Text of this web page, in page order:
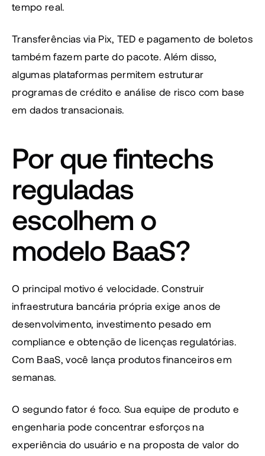
tempo real.
Transferências via Pix, TED e pagamento de boletos
também fazem parte do pacote. Além disso,
algumas plataformas permitem estruturar
programas de crédito e análise de risco com base
em dados transacionais.
Por que fintechs
reguladas
escolhem o
modelo BaaS?
O principal motivo é velocidade. Construir
infraestrutura bancária própria exige anos de
desenvolvimento, investimento pesado em
compliance e obtenção de licenças regulatórias.
Com BaaS, você lança produtos financeiros em
semanas.
O segundo fator é foco. Sua equipe de produto e
engenharia pode concentrar esforços na
experiência do usuário e na proposta de valor do